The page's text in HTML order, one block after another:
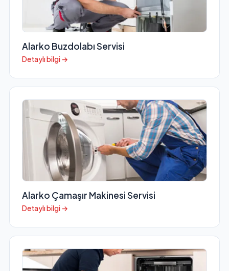
Alarko Buzdolabı Servisi
Detaylı bilgi →
Alarko Çamaşır Makinesi Servisi
Detaylı bilgi →